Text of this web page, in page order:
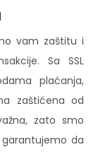
vam zaštitu i
Sa SSL
plaćanja,
zaštićena od
zato smo
da